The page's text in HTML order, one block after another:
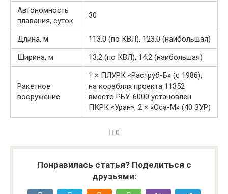
Автономность
плавания, суток
30
Длина, м
113,0 (по КВЛ), 123,0 (наибольшая)
Ширина, м
13,2 (по КВЛ), 14,2 (наибольшая)
Ракетное
вооружение
1 × ПЛУРК «Раструб-Б» (с 1986),
на кораблях проекта 11352
вместо РБУ-6000 установлен
ПКРК «Уран», 2 × «Оса-М» (40 ЗУР)
0
Понравилась статья? Поделиться с
друзьями: